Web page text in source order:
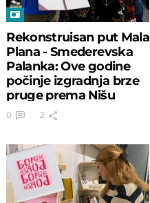
Rekonstruisan put Mala
Plana - Smederevska
Palanka: Ove godine
počinje izgradnja brze
pruge prema Nišu
0 2